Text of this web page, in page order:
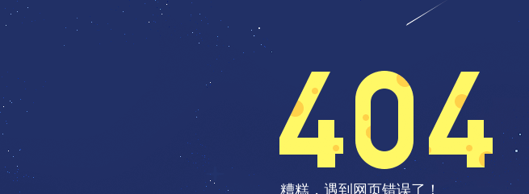
糟糕，遇到网页错误了！